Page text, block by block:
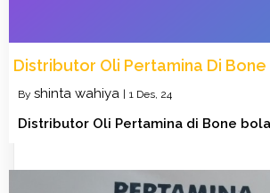
Distributor Oli Pertamina Di
By shinta wahiya | 1 Des, 24
Distributor Oli Pertamina di Bone